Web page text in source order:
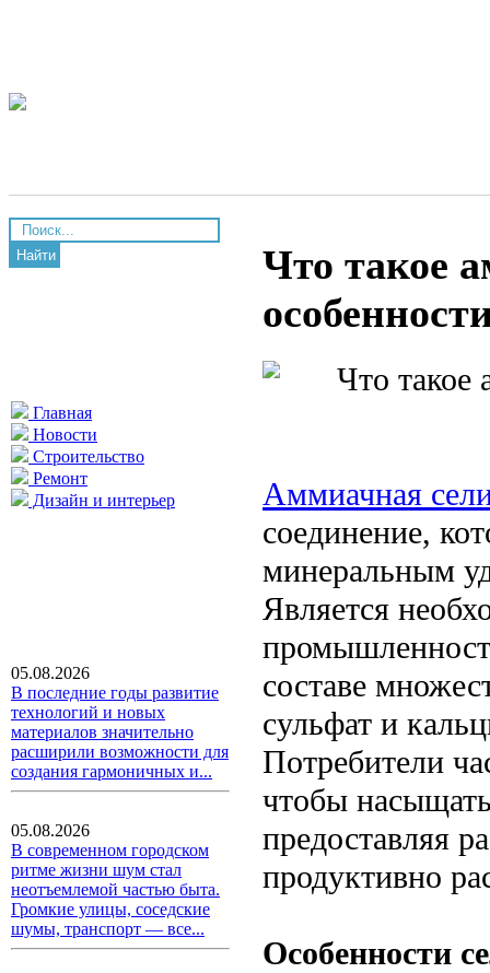
Найти
Главная
Новости
Строительство
Ремонт
Дизайн и интерьер
05.08.2026
В последние годы развитие
технологий и новых
материалов значительно
расширили возможности для
создания гармоничных и...
05.08.2026
В современном городском
ритме жизни шум стал
неотъемлемой частью быта.
Громкие улицы, соседские
шумы, транспорт — все...
Что такое
Аммиачная
соединение,
минеральным
Является
составе
сульфат и
Потребители
чтобы
предоставляя
продуктивно
Особенности